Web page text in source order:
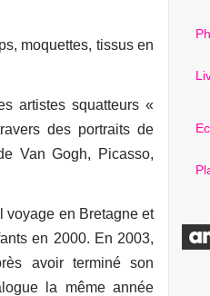
moquettes, tissus en
artistes squatteurs «
des portraits de
Van Gogh, Picasso,
voyage en Bretagne et
en 2000. En 2003,
avoir terminé son
la même année